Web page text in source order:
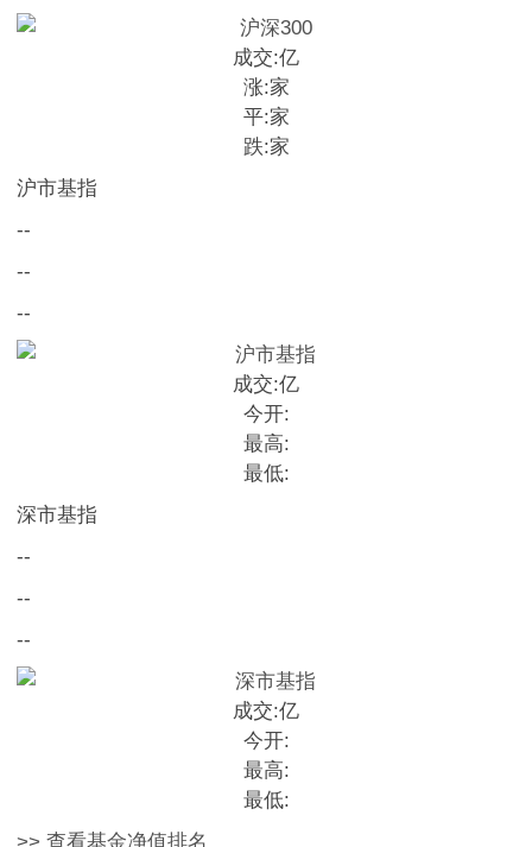
成交:亿
涨:家
平:家
跌:家
沪市基指
--
--
--
成交:亿
今开:
最高:
最低:
深市基指
--
--
--
成交:亿
今开:
最高:
最低:
>> 查看基金净值排名